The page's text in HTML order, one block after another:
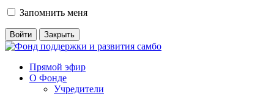
Запомнить меня
Прямой эфир
О Фонде
Учредители